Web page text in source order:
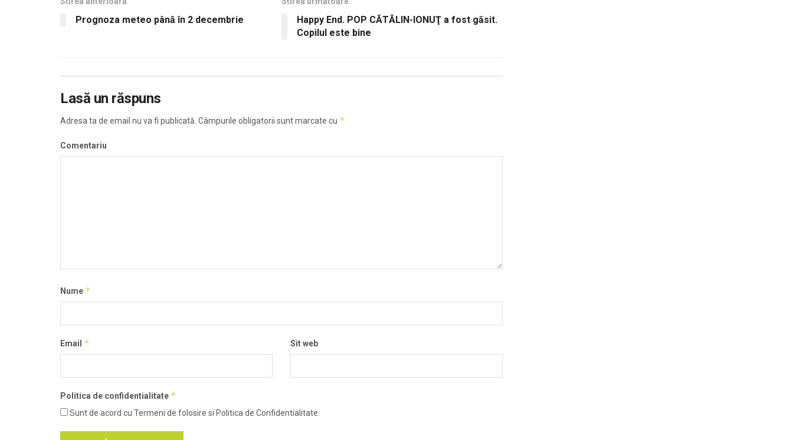
Prognoza meteo până în 2 decembrie
Happy End. POP CĂTĂLIN-IONUŢ a fost găsit.
Copilul este bine
Lasă un răspuns
Adresa ta de email nu va fi publicată. Câmpurile obligatorii sunt marcate cu *
Comentariu
Nume *
Email * Sit web
Politica de confidentialitate *
Sunt de acord cu Termeni de folosire si Politica de Confidentialitate.